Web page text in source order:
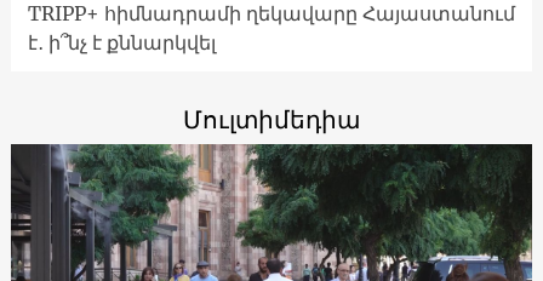
TRIPP+ հիմնադրամի ղեկավարը Հայաստանում
է․ ի՞նչ է քննարկվել
Մուլտիմեդիա